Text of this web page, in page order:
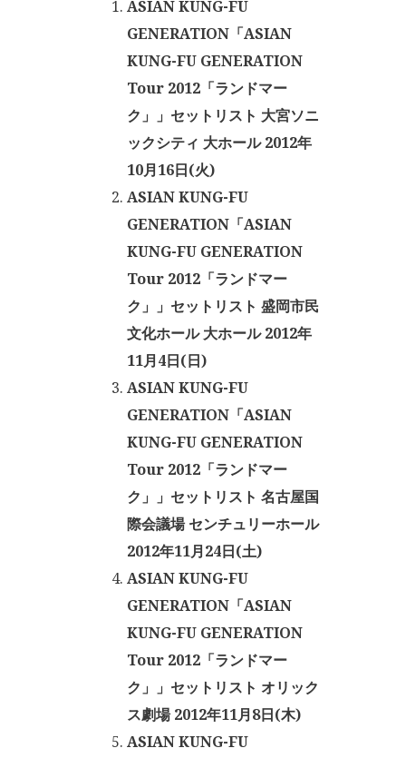
ASIAN KUNG-FU
GENERATION「ASIAN
KUNG-FU GENERATION
Tour 2012「ランドマー
ク」」セットリスト 大宮ソニ
ックシティ 大ホール 2012年
10月16日(火)
ASIAN KUNG-FU
GENERATION「ASIAN
KUNG-FU GENERATION
Tour 2012「ランドマー
ク」」セットリスト 盛岡市民
文化ホール 大ホール 2012年
11月4日(日)
ASIAN KUNG-FU
GENERATION「ASIAN
KUNG-FU GENERATION
Tour 2012「ランドマー
ク」」セットリスト 名古屋国
際会議場 センチュリーホール
2012年11月24日(土)
ASIAN KUNG-FU
GENERATION「ASIAN
KUNG-FU GENERATION
Tour 2012「ランドマー
ク」」セットリスト オリック
ス劇場 2012年11月8日(木)
ASIAN KUNG-FU